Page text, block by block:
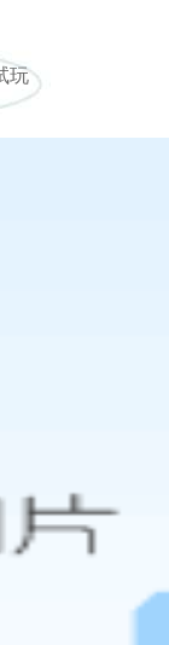
崛起内幕
玩